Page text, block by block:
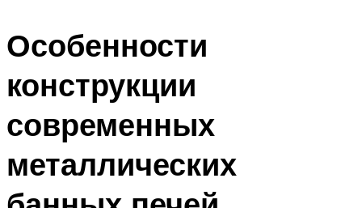
Особенности
конструкции
современных
металлических